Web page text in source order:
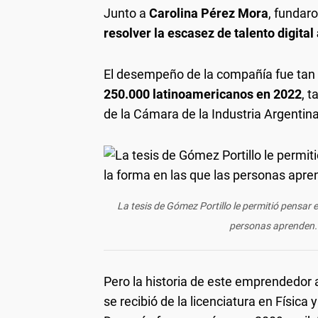
Junto a Carolina Pérez Mora,
resolver la escasez de talento
El desempeño de la compañía fue
250.000 latinoamericanos en 2022,
de la Cámara de la Industria
La tesis de Gómez Portillo le permitió
personas
Pero la historia de este
se recibió de la licenciatura en Física